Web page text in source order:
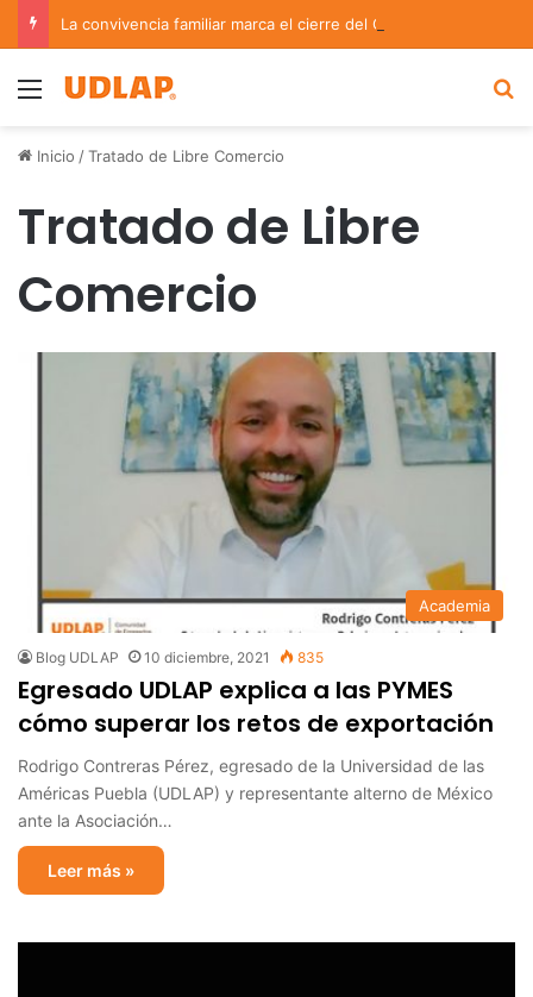
Menu
Inicio /Tratado de Libre Comercio
Tratado de Libre
Comercio
Academia
Blog UDLAP 10 diciembre, 2021 835
Egresado UDLAP explica a las PYMES
cómo superar los retos de exportación
Rodrigo Contreras Pérez, egresado de la Universidad de las
Américas Puebla (UDLAP) y representante alterno de México
ante la Asociación…
Leer más »